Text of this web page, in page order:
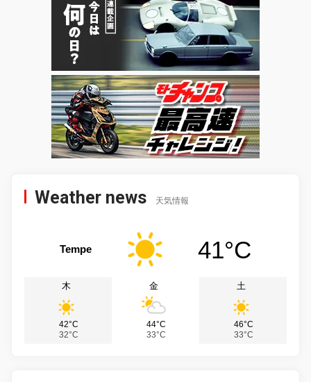
Weather news 天気情報
Tempe 41°C
木
42°C
32°C
金
44°C
33°C
土
46°C
33°C